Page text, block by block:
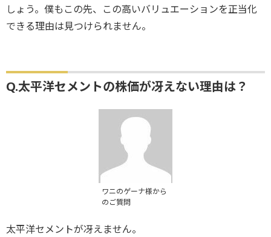
しょう。僕もこの先、この高いバリュエーションを正当化
できる理由は見つけられません。
Q.太平洋セメントの株価が冴えない理由は？
ワニのゲーナ様から
のご質問
太平洋セメントが冴えません。